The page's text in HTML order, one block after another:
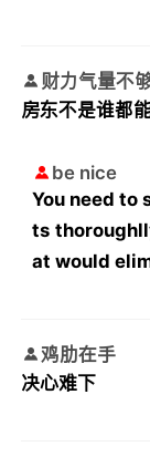
财力气量不
房东不是谁都
be nice
You need to
ts
at would
鸡肋在手
决心难下